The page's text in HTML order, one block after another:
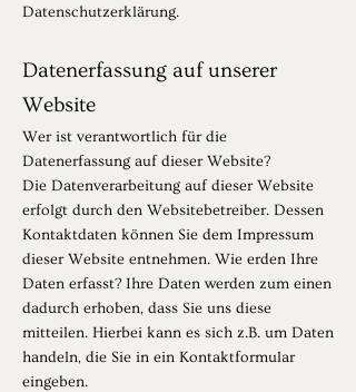
Datenschutzerklärung.
Datenerfassung auf unserer
Website
Wer ist verantwortlich für die
Datenerfassung auf dieser Website?
Die Datenverarbeitung auf dieser Website
erfolgt durch den Websitebetreiber. Dessen
Kontaktdaten können Sie dem Impressum
dieser Website entnehmen. Wie erden Ihre
Daten erfasst? Ihre Daten werden zum einen
dadurch erhoben, dass Sie uns diese
mitteilen. Hierbei kann es sich z.B. um Daten
handeln, die Sie in ein Kontaktformular
eingeben.